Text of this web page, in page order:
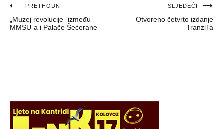
Navigacija
objava
PRETHODNI
„Muzej revolucije” između
MMSU-a i Palače Šećerane
SLJEDEĆI
Otvoreno četvrto izdanje
TranziTa